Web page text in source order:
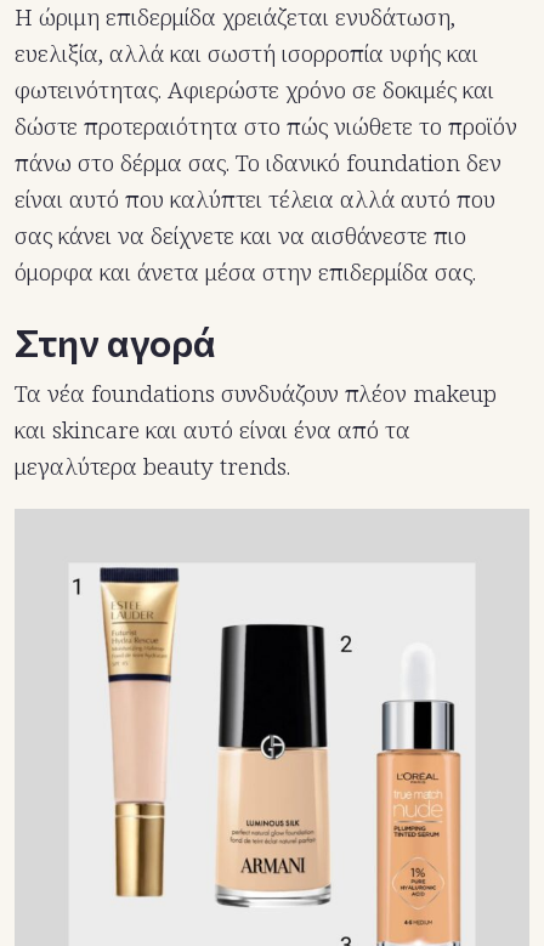
Η ώριμη επιδερμίδα χρειάζεται ενυδάτωση,
ευελιξία, αλλά και σωστή ισορροπία υφής και
φωτεινότητας. Αφιερώστε χρόνο σε δοκιμές και
δώστε προτεραιότητα στο πώς νιώθετε το προϊόν
πάνω στο δέρμα σας. Το ιδανικό foundation δεν
είναι αυτό που καλύπτει τέλεια αλλά αυτό που
σας κάνει να δείχνετε και να αισθάνεστε πιο
όμορφα και άνετα μέσα στην επιδερμίδα σας.
Στην αγορά
Τα νέα foundations συνδυάζουν πλέον makeup
και skincare και αυτό είναι ένα από τα
μεγαλύτερα beauty trends.